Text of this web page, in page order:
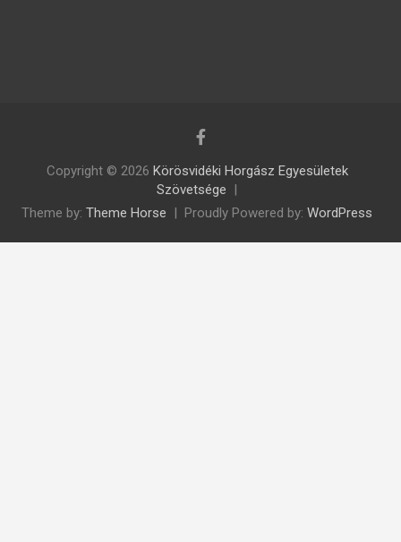
Copyright © 2026 Körösvidéki Horgász Egyesületek
Szövetsége
Theme by: Theme Horse Proudly Powered by: WordPress